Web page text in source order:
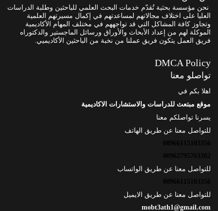
نحن مؤسسة بحثية تُقدّم خدمات البحث العلمي للباحثين وطلبة الدراسات
العليا على اختلاف مجالاتهم لمساعدتهم في إكمال مسيرتهم العلمية
وتجاوز كافة المشاكل التي قد تواجههم في مختلف المهام الأكاديمية
الموكلة لهم من إعداد الأبحاث والأوراق ورسائل الماجستير والدكتوراه
فريق العمل يتكون فريق عملنا من نخبة من الباحثين الأكاديميي.
DMCA Policy
تواصلو معنا
اهلا بكم في
موقع مبتعث للدراسات والاستشارات الاكاديمية
يسرنا تواصلكم معنا
للتواصل معنا عن طريق الهاتف
00966115103356
00962795763302
للتواصل معنا عن طريق الواتساب
00966115103356
للتواصل معنا عن طريق الايميل
mobt3ath1@gmail.com